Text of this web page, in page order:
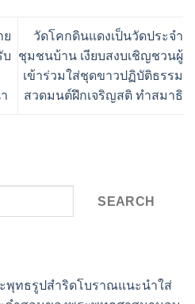
ย
บ
วัดโคกดินแดงเป็นวัดประจำ
ชุมชนบ้าน เงียบสงบเชิญชวนผู้
เข้าร่วมใส่ชุดขาวปฏิบัติธรรม
สวดมนต์ฝึกเจริญสติ ทำสมาธิ
SEARCH
พุทธรูปสำริดโบราณแนะนำใส่